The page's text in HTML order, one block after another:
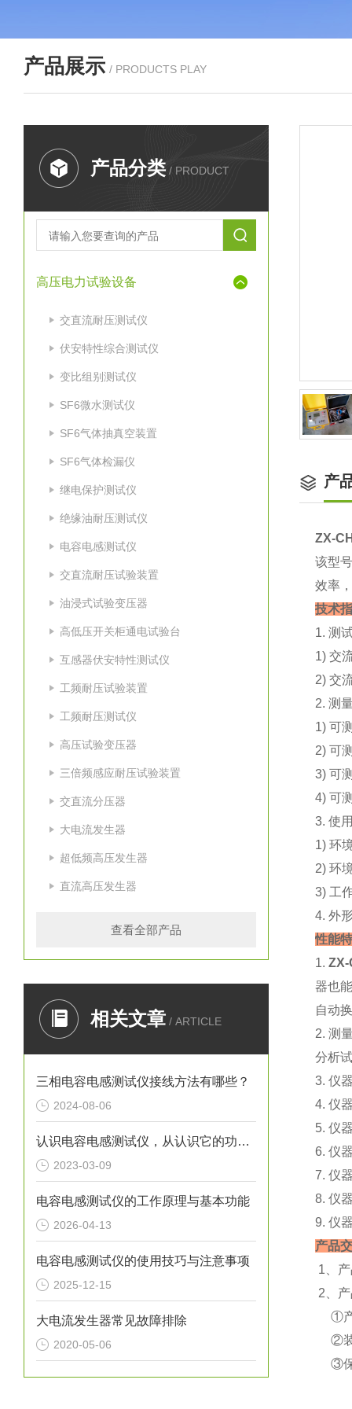
产品展示 / PRODUCTS PLAY
产品分类 / PRODUCT
高压电力试验设备
交直流耐压测试仪
伏安特性综合测试仪
变比组别测试仪
SF6微水测试仪
SF6气体抽真空装置
SF6气体检漏仪
继电保护测试仪
绝缘油耐压测试仪
电容电感测试仪
交直流耐压试验装置
油浸式试验变压器
高低压开关柜通电试验台
互感器伏安特性测试仪
工频耐压试验装置
工频耐压测试仪
高压试验变压器
三倍频感应耐压试验装置
交直流分压器
大电流发生器
超低频高压发生器
直流高压发生器
查看全部产品
相关文章 / ARTICLE
三相电容电感测试仪接线方法有哪些？
2024-08-06
认识电容电感测试仪，从认识它的功能特点开始
2023-03-09
电容电感测试仪的工作原理与基本功能
2026-04-13
电容电感测试仪的使用技巧与注意事项
2025-12-15
大电流发生器常见故障排除
2020-05-06
产
ZX-
该型
效率
技术
1. 测
1) 交
2) 交
2. 测
1) 可
2) 可
3) 可
4) 可
3. 使
1) 环
2) 环
3) 工
4. 外
性能
1.ZX-
器也
自动
2. 测
分析
3. 仪
4. 仪
5. 仪
6. 仪
7. 仪
8. 仪
9. 仪
产品
1、
2、
①产
②装
③保